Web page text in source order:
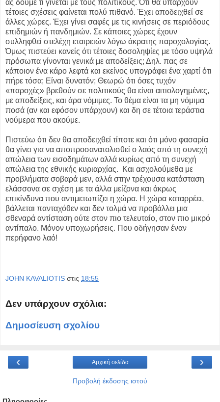
ας δούμε τι γίνεται με τους πολιτικούς. Ότι θα υπάρχουν
τέτοιες σχέσεις φαίνεται πολύ πιθανό. Έχει αποδειχθεί σε
άλλες χώρες. Έχει γίνει σαφές με τις κινήσεις σε περιόδους
επιδημιών ή πανδημιών. Σε κάποιες χώρες έχουν
συλληφθεί στελέχη εταιρειών λόγω άκρατης παροχολογίας.
Όμως πιστεύει κανείς ότι τέτοιες δοσοληψίες με τόσο υψηλά
πρόσωπα γίνονται γενικά με αποδείξεις; Δηλ. πας σε
κάποιον ένα κάρο λεφτά και εκείνος υπογράφει ένα χαρτί ότι
πήρε τόσα; Είναι δυνατόν; Θεωρώ ότι όσες τυχόν
«παροχές» βρεθούν σε πολιτικούς θα είναι αιτιολογημένες,
με αποδείξεις, και άρα νόμιμες. Το θέμα είναι τα μη νόμιμα
ποσά (αν και εφόσον υπάρχουν) και δη σε τέτοια τεράστια
νούμερα που ακούμε.
Πιστεύω ότι δεν θα αποδειχθεί τίποτε και ότι μόνο φασαρία
θα γίνει για να αποπροσανατολισθεί ο λαός από τη συνεχή
απώλεια των εισοδημάτων αλλά κυρίως από τη συνεχή
απώλεια της εθνικής κυριαρχίας.
Και ασχολούμεθα με
προβλήματα σοβαρά μεν, αλλά στην τρέχουσα κατάσταση
ελάσσονα σε σχέση με τα άλλα μείζονα και άκρως
επικίνδυνα που αντιμετωπίζει η χώρα. Η χώρα καταρρέει,
βάλλεται πανταχόθεν και δεν τολμά να προβάλλει μια
σθεναρά αντίσταση ούτε στον πιο τελευταίο, στον πιο μικρό
αντίπαλο. Μόνον υποχωρήσεις. Που οδήγησαν έναν
περήφανο λαό!
JOHN KAVALIOTIS στις 18:55
Δεν υπάρχουν σχόλια:
Δημοσίευση σχολίου
‹ ›
Αρχική σελίδα
Προβολή έκδοσης ιστού